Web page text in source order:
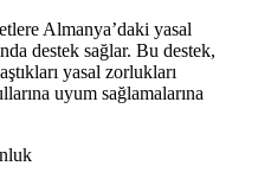
Almanya’daki yasal
destek sağlar. Bu destek,
yasal zorlukları
uyum sağlamalarına